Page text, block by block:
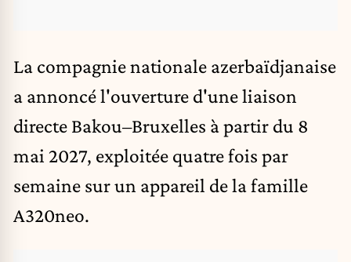
La compagnie nationale azerbaïdjanaise
a annoncé l'ouverture d'une liaison
directe Bakou–Bruxelles à partir du 8
mai 2027, exploitée quatre fois par
semaine sur un appareil de la famille
A320neo.